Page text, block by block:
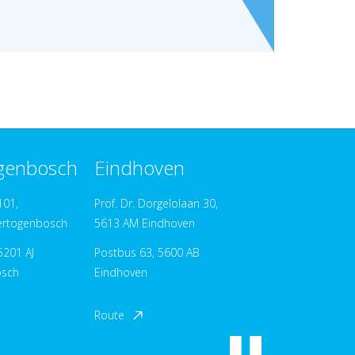
AJ
Eindhoven
Prof. Dr. Dorgelolaan 30,
5613 AM Eindhoven
Postbus 63, 5600 AB
Eindhoven
Route